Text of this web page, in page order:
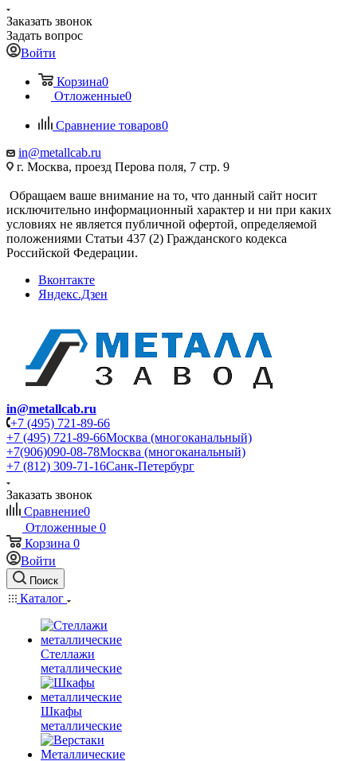
Заказать звонок
Задать вопрос
Войти
Корзина0
Отложенные0
Сравнение товаров0
in@metallcab.ru
г. Москва, проезд Перова поля, 7 стр. 9
Обращаем ваше внимание на то, что данный сайт носит
исключительно информационный характер и ни при каких
условиях не является публичной офертой, определяемой
положениями Статьи 437 (2) Гражданского кодекса
Российской Федерации.
Вконтакте
Яндекс.Дзен
in@metallcab.ru
+7 (495) 721-89-66
+7 (495) 721-89-66Москва (многоканальный)
+7(906)090-08-78Москва (многоканальный)
+7 (812) 309-71-16Санк-Петербург
Заказать звонок
Сравнение0
Отложенные 0
Корзина 0
Войти
Поиск
Каталог
Стеллажи
металлические
Шкафы
металлические